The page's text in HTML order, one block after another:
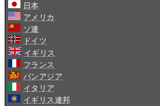
日本
アメリカ
ソ連
ドイツ
イギリス
フランス
パンアジア
イタリア
イギリス連邦